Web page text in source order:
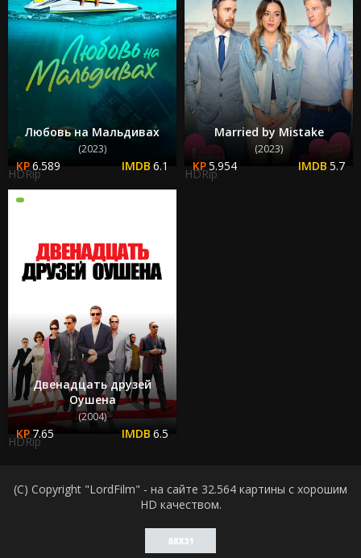
Любовь на Мальдивах
(2023)
6.589 6.1
HDRip
Married by Mistake
(2023)
5.954 5.7
HDRip
Двенадцать друзей
Оушена
(2004)
7.65 6.5
HDRip
(C) Copyright "LordFilm" - на сайте 32.564 картины с хорошим
HD качеством.